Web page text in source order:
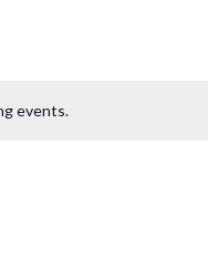
events.